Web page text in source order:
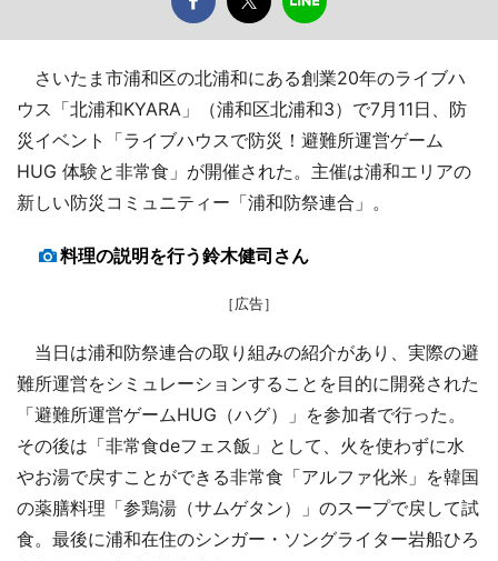
さいたま市浦和区の北浦和にある創業20年のライブハ
ウス「北浦和KYARA」（浦和区北浦和3）で7月11日、防
災イベント「ライブハウスで防災！避難所運営ゲーム
HUG 体験と非常食」が開催された。主催は浦和エリアの
新しい防災コミュニティー「浦和防祭連合」。
料理の説明を行う鈴木健司さん
［広告］
当日は浦和防祭連合の取り組みの紹介があり、実際の避
難所運営をシミュレーションすることを目的に開発された
「避難所運営ゲームHUG（ハグ）」を参加者で行った。
その後は「非常食deフェス飯」として、火を使わずに水
やお湯で戻すことができる非常食「アルファ化米」を韓国
の薬膳料理「参鶏湯（サムゲタン）」のスープで戻して試
食。最後に浦和在住のシンガー・ソングライター岩船ひろ